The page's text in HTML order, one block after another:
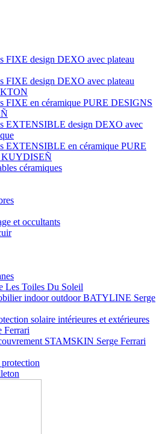
FIXE design DEXO avec plateau
FIXE design DEXO avec plateau
FIXE en céramique PURE DESIGNS
EXTENSIBLE design DEXO avec
EXTENSIBLE en céramique PURE
KUYDISEÑ
céramiques
et occultants
Les Toiles Du Soleil
indoor outdoor BATYLINE Serge
solaire intérieures et extérieures
Ferrari
STAMSKIN Serge Ferrari
protection